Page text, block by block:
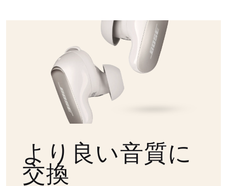
より良い音質に
交換